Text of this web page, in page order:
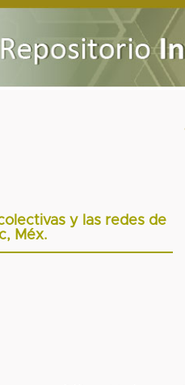
y las redes de
Méx.